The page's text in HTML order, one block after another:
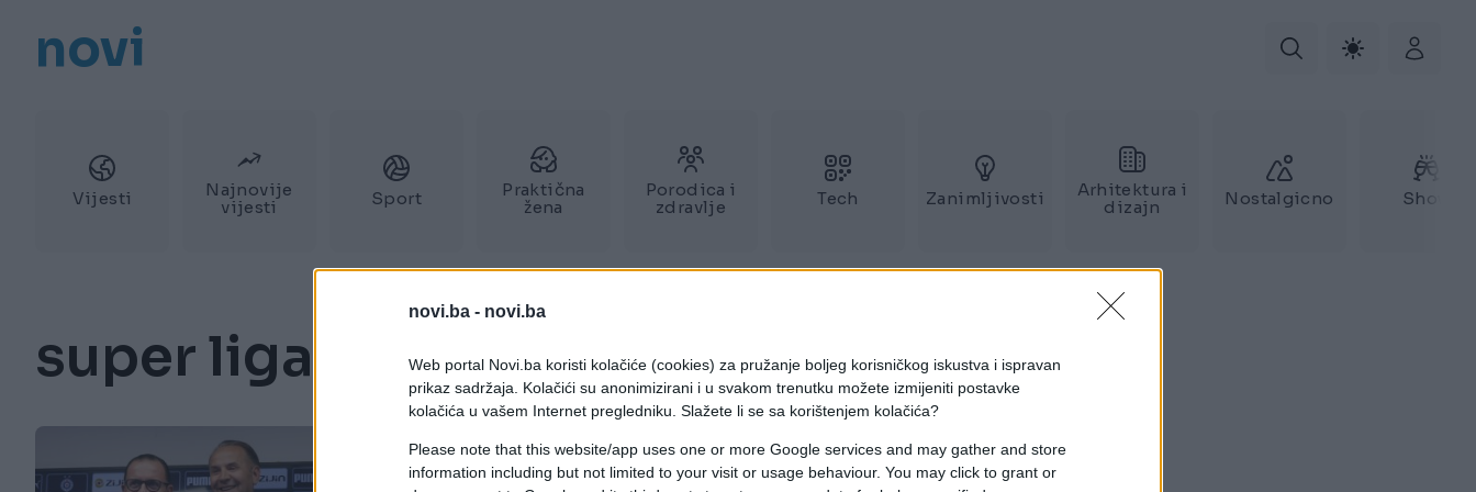
novi.ba - novi.ba
Web portal Novi.ba koristi kolačiće (cookies) za pružanje boljeg korisničkog iskustva i ispravan
prikaz sadržaja. Kolačići su anonimizirani i u svakom trenutku možete izmijeniti postavke
kolačića u vašem Internet pregledniku. Slažete li se sa korištenjem kolačića?
Please note that this website/app uses one or more Google services and may gather and store
information including but not limited to your visit or usage behaviour. You may click to grant or
novi
Vijesti
Najnovije
vijesti
Sport
Praktična
žena
Porodica i
zdravlje
Tech Zanimljivosti
Arhitektura i
dizajn
Nostalgicno Show
super liga srbije